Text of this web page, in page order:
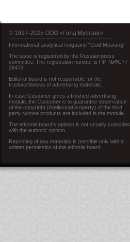
© 1997-2025 OOO «Голд Мустанг»
Informational-analytical magazine “Gold Mustang”
The issue is registered by the Russian press
committee. The registration number is ПИ №ФС77-
26476.
Editorial board is not responsible for the
trustworthiness of advertising materials.
In case Customer gives a finished advertising
module, the Customer is to guarantee observance
of the copyright (intellectual property) of the third
party, whose products are included in the module.
The editorial board’s opinion is not usually coincides
with the authors’ opinion.
Reprinting of any materials is possible only with a
written permission of the editorial board.